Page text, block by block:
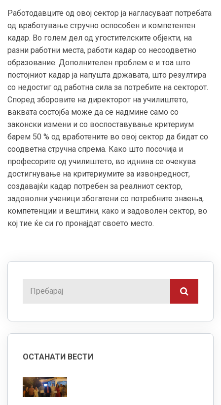
Работодавците од овој сектор ја нагласуваат потребата
од вработување стручно оспособен и компетентен
кадар. Во голем дел од угостителските објекти, на
разни работни места, работи кадар со несоодветно
образование. Дополнителен проблем е и тоа што
постојниот кадар ја напушта државата, што резултира
со недостиг од работна сила за потребите на секторот.
Според зборовите на директорот на училиштето,
ваквата состојба може да се надмине само со
законски измени и со воспоставување критериум
барем 50 % од вработените во овој сектор да бидат со
соодветна стручна спрема. Како што посочија и
професорите од училиштето, во иднина се очекува
достигнување на критериумите за извонредност,
создавајќи кадар потребен за реалниот сектор,
задоволни ученици збогатени со потребните знаења,
компетенции и вештини, како и задоволен сектор, во
кој тие ќе си го пронајдат своето место.
ОСТАНАТИ ВЕСТИ